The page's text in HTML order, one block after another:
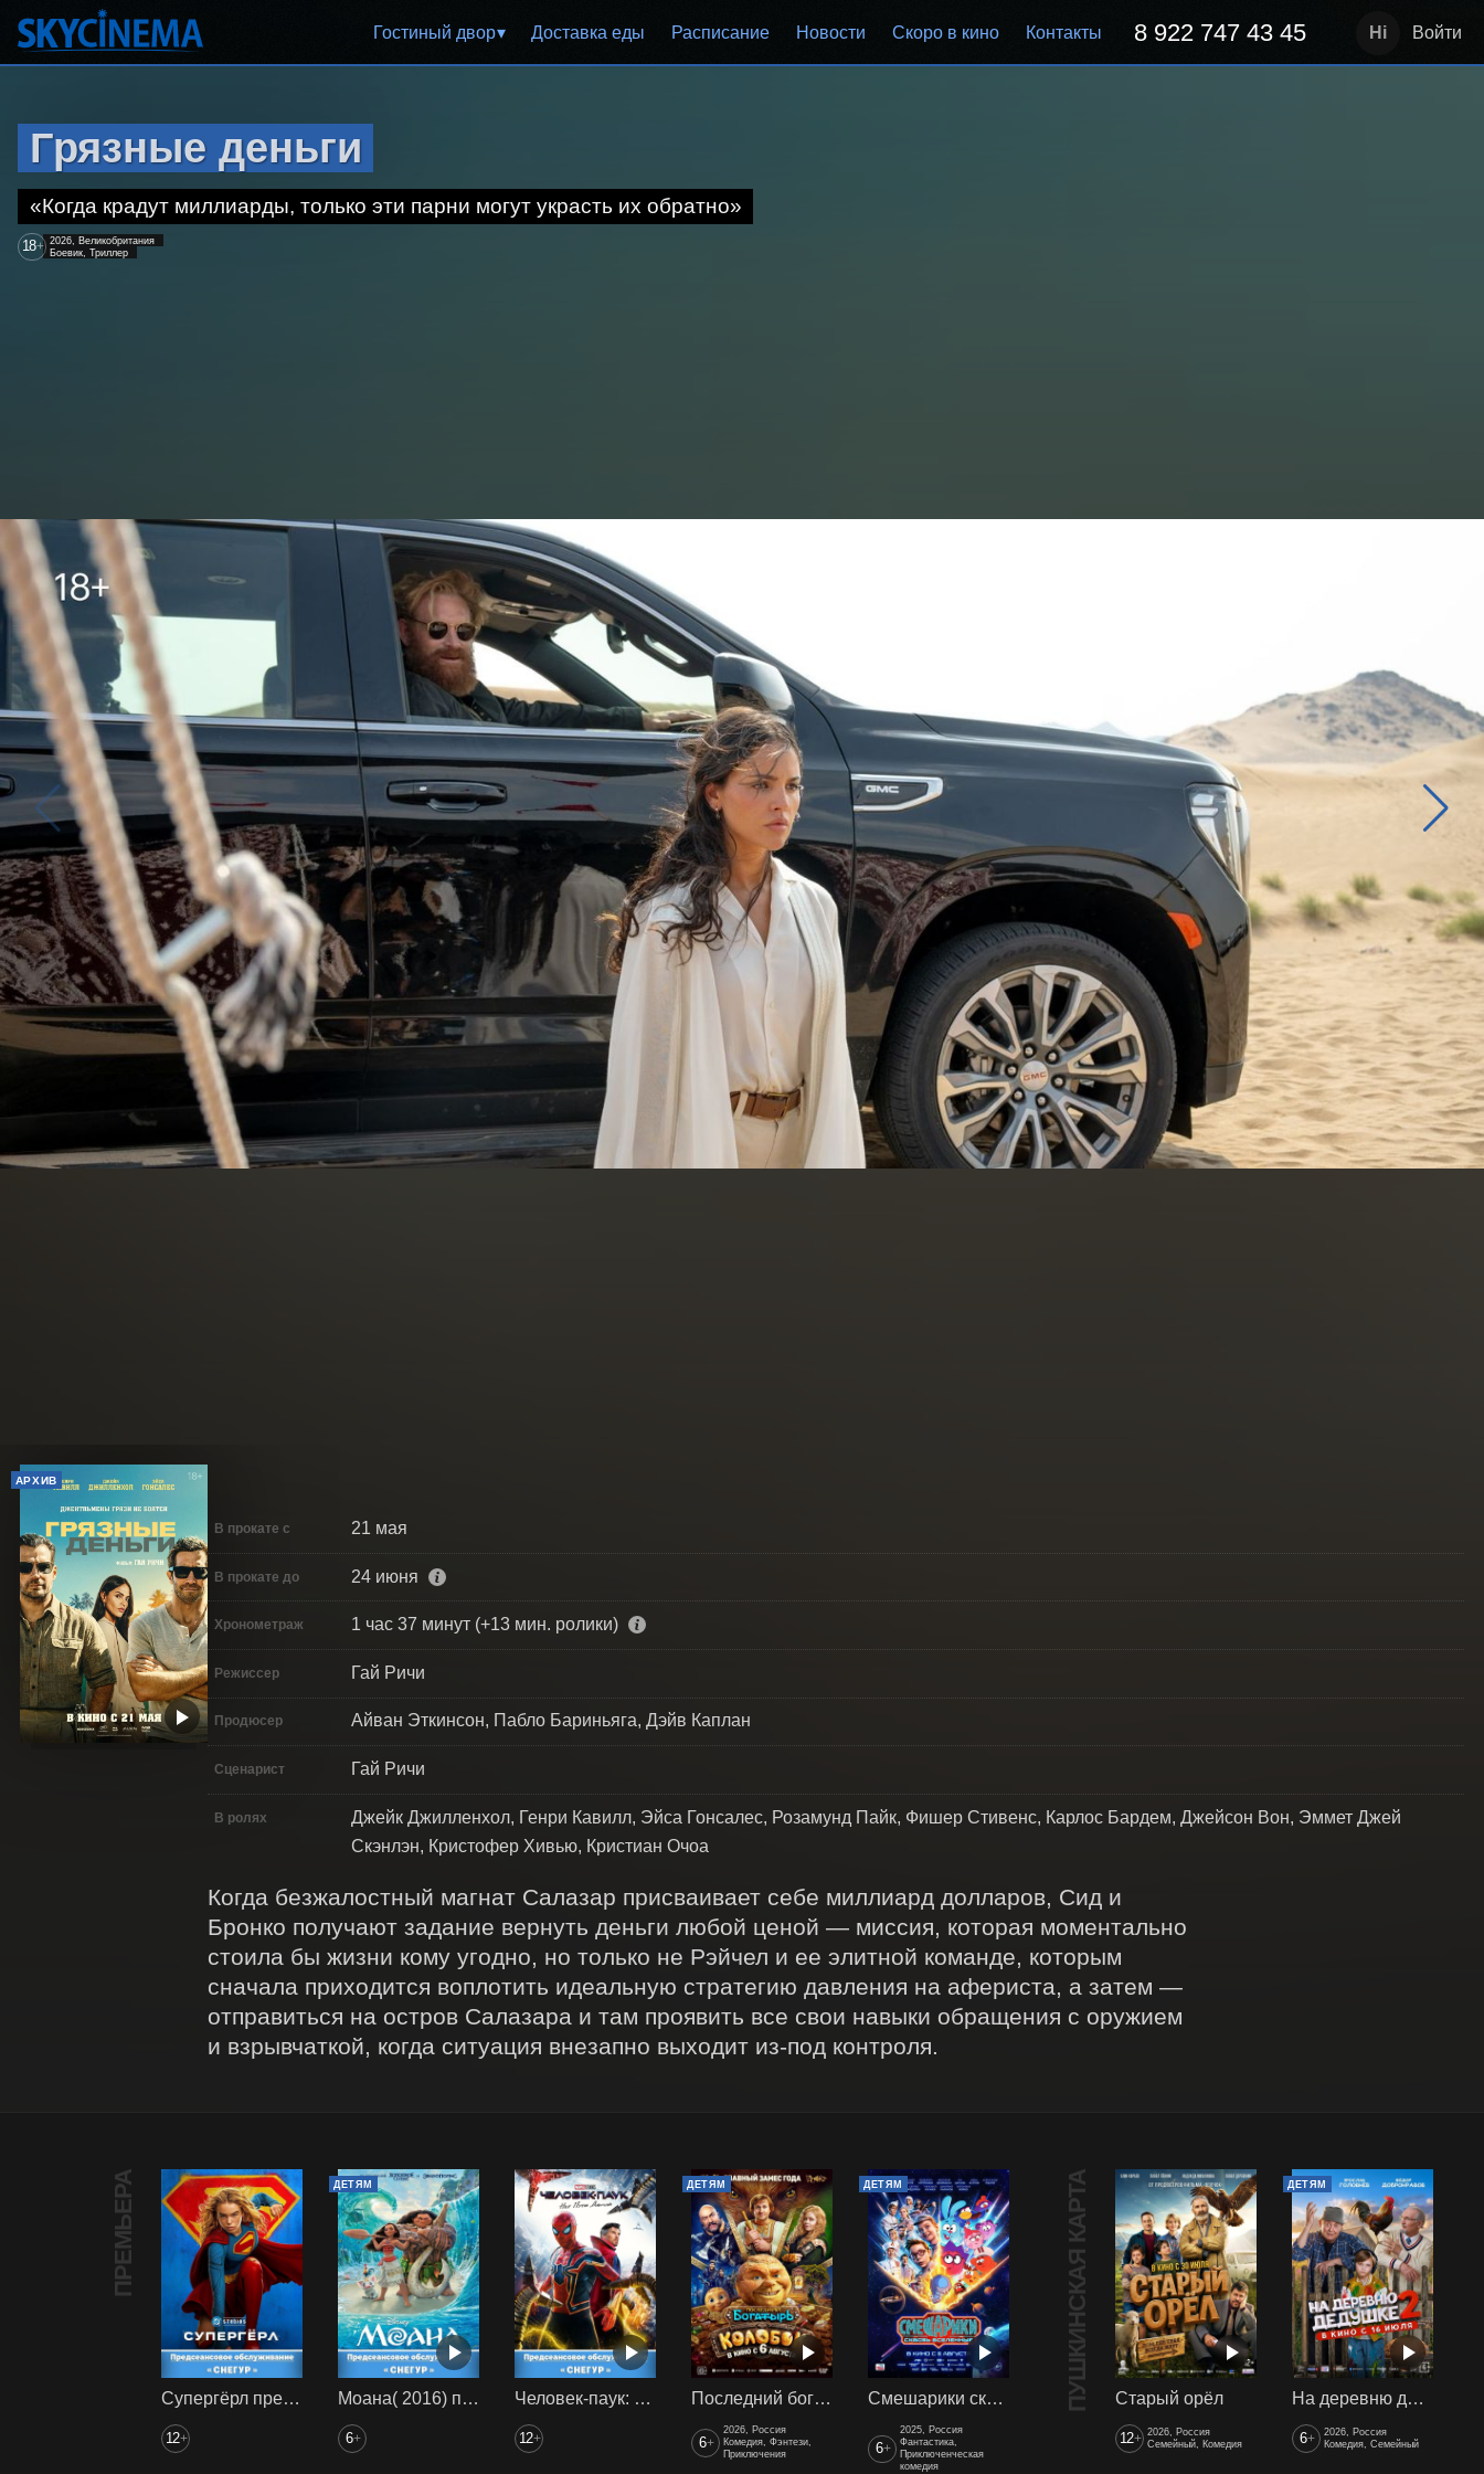
Гостиный двор Доставка еды Расписание Новости Скоро в кино Контакты 8 922 747 43 45 Войти
Грязные деньги
«Когда крадут миллиарды, только эти парни могут украсть их обратно»
18+ 2026, Великобритания
Боевик, Триллер
АРХИВ
В прокате с 21 мая
В прокате до 24 июня
Хронометраж 1 час 37 минут (+13 мин. ролики)
Режиссер Гай Ричи
Продюсер Айван Эткинсон, Пабло Бариньяга, Дэйв Каплан
Сценарист Гай Ричи
В ролях
Джейк Джилленхол, Генри Кавилл, Эйса Гонсалес, Розамунд Пайк, Фишер Стивенс, Карлос Бардем, Джейсон Вон, Эммет Джей
Скэнлэн, Кристофер Хивью, Кристиан Очоа
Когда безжалостный магнат Салазар присваивает себе миллиард долларов, Сид и
Бронко получают задание вернуть деньги любой ценой — миссия, которая моментально
стоила бы жизни кому угодно, но только не Рэйчел и ее элитной команде, которым
сначала приходится воплотить идеальную стратегию давления на афериста, а затем —
отправиться на остров Салазара и там проявить все свои навыки обращения с оружием
и взрывчаткой, когда ситуация внезапно выходит из-под контроля.
ПРЕМЬЕРА
Супергёрл предс. обсл. Снегур
12+
ДЕТЯМ
Моана( 2016) предс. обсл. Снегур
6+
Человек-паук: Нет пути домой (2021) предс. обсл. Снегур
12+
ДЕТЯМ
Последний богатырь. Колобок
6+
2026, Россия
Комедия, Фэнтези,
Приключения
ДЕТЯМ
Смешарики сквозь вселенные
6+
2025, Россия
Фантастика,
Приключенческая
комедия
ПУШКИНСКАЯ КАРТА Старый орёл
12+ 2026, Россия
Семейный, Комедия
ДЕТЯМ
На деревню дедушке 2
6+
2026, Россия
Комедия, Семейный